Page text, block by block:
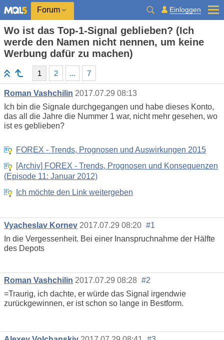
Forum Einloggen
Wo ist das Top-1-Signal geblieben? (Ich
werde den Namen nicht nennen, um keine
Werbung dafür zu machen)
1 2 ... 7
Roman Vashchilin 2017.07.29 08:13
Ich bin die Signale durchgegangen und habe dieses Konto,
das all die Jahre die Nummer 1 war, nicht mehr gesehen, wo
ist es geblieben?
FOREX - Trends, Prognosen und Auswirkungen 2015
[Archiv] FOREX - Trends, Prognosen und Konsequenzen
(Episode 11: Januar 2012)
Ich möchte den Link weitergeben
Vyacheslav Kornev 2017.07.29 08:20 #1
In die Vergessenheit. Bei einer Inanspruchnahme der Hälfte
des Depots
Roman Vashchilin 2017.07.29 08:28 #2
=Traurig, ich dachte, er würde das Signal irgendwie
zurückgewinnen, er ist schon so lange in Bestform.